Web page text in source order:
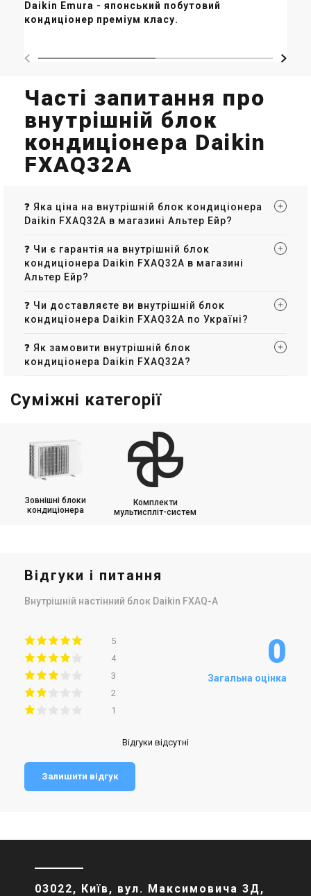
Daikin Emura - японський побутовий
кондиціонер преміум класу.
Часті запитання про
внутрішній блок
кондиціонера Daikin
FXAQ32A
❓ Яка ціна на внутрішній блок кондиціонера
Daikin FXAQ32A в магазині Альтер Ейр?
❓ Чи є гарантія на внутрішній блок
кондиціонера Daikin FXAQ32A в магазині
Альтер Ейр?
❓ Чи доставляєте ви внутрішній блок
кондиціонера Daikin FXAQ32A по Україні?
❓ Як замовити внутрішній блок
кондиціонера Daikin FXAQ32A?
Суміжні категорії
Зовнішні блоки
кондиціонера
Комплекти
мультиспліт-систем
Відгуки і питання
Внутрішній настінний блок Daikin FXAQ-A
5
4
3
2
1
0
Загальна оцінка
Відгуки відсутні
Залишити відгук
03022, Київ, вул. Максимовича 3Д,